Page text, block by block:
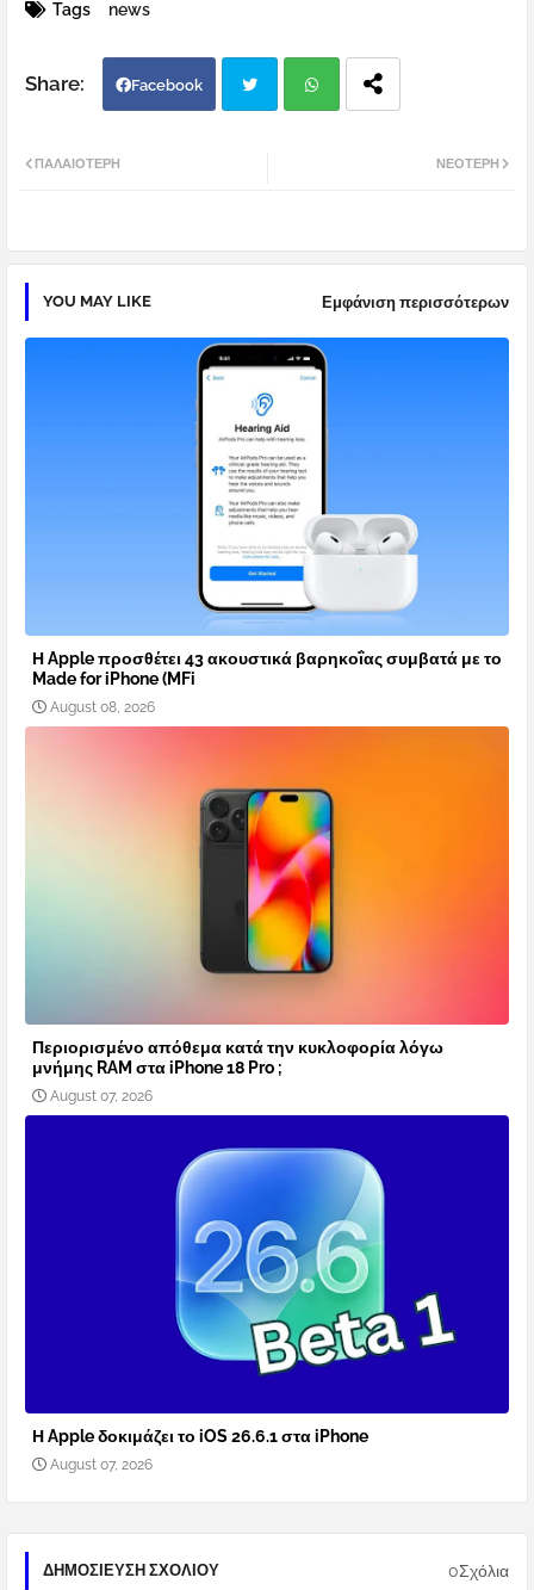
Tags news
Facebook
pp
ΝΕΌΤΕΡΗ
ΠΑΛΑΙΌΤΕΡΗ
YOU MAY LIKE Εμφάνιση περισσότερων
Η Apple προσθέτει 43 ακουστικά βαρηκοΐας συμβατά με το
Made for iPhone (MFi
August 08, 2026
Περιορισμένο απόθεμα κατά την κυκλοφορία λόγω
μνήμης RAM στα iPhone 18 Pro ;
August 07, 2026
Η Apple δοκιμάζει το iOS 26.6.1 στα iPhone
August 07, 2026
ΔΗΜΟΣΊΕΥΣΗ ΣΧΟΛΊΟΥ 0Σχόλια